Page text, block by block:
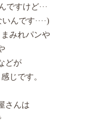
すけど···
んです····)
みれパンや
どが
じです。
さんは